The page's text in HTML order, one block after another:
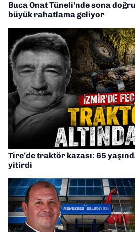
Buca Onat Tüneli’nde sona
büyük rahatlama geliyor
Tire’de traktör kazası: 65
yitirdi